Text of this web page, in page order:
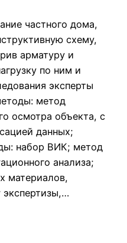
частного дома,
схему,
арматуру и
по ним и
эксперты
метод
осмотра объекта, с
данных;
набор ВИК; метод
анализа;
материалов,